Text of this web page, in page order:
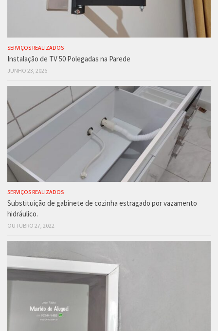
SERVIÇOS REALIZADOS
Instalação de TV 50 Polegadas na Parede
JUNHO 23, 2026
SERVIÇOS REALIZADOS
Substituição de gabinete de cozinha estragado por vazamento
hidráulico.
OUTUBRO 27, 2022